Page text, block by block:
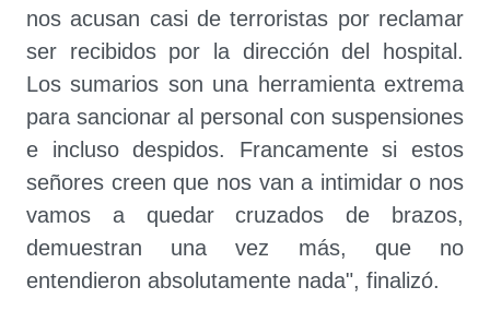
nos acusan casi de terroristas por reclamar
ser recibidos por la dirección del hospital.
Los sumarios son una herramienta extrema
para sancionar al personal con suspensiones
e incluso despidos. Francamente si estos
señores creen que nos van a intimidar o nos
vamos a quedar cruzados de brazos,
demuestran una vez más, que no
entendieron absolutamente nada", finalizó.